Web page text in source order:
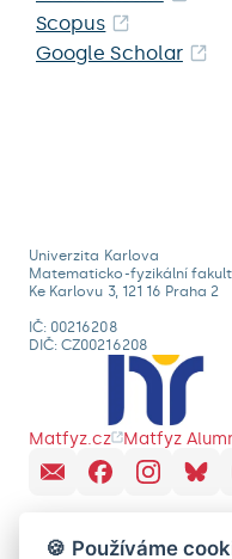
Scopus
Google Scholar
Univerzita Karlova
Matematicko-fyzikální
Ke Karlovu 3, 121 16 Praha 2
IČ: 00216208
DIČ: CZ00216208
Matfyz.cz Matfyz
🍪 Používáme